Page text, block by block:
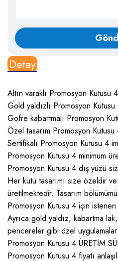
Detay
Altın varaklı Promosyon Kutusu
Gold yaldızlı Promosyon Kutusu
Gofre kabartmalı Promosyon
Özel tasarım Promosyon Kutusu
Sertifikalı Promosyon Kutusu 4
Promosyon Kutusu 4 minimum
Promosyon Kutusu 4 dış yüzü
Her kutu tasarımı size özeldir
üretilmektedir. Tasarım
Promosyon Kutusu 4 için istenen
Ayrıca gold yaldız, kabartma
pencereler gibi özel
Promosyon Kutusu 4 ÜRETİM
Promosyon Kutusu 4 fiyatı